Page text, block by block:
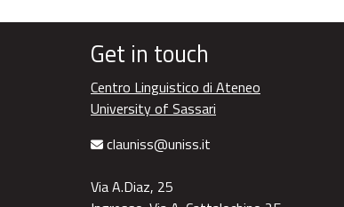
Get in touch
Centro Linguistico di Ateneo
University of Sassari
clauniss@uniss.it
Via A.Diaz, 25